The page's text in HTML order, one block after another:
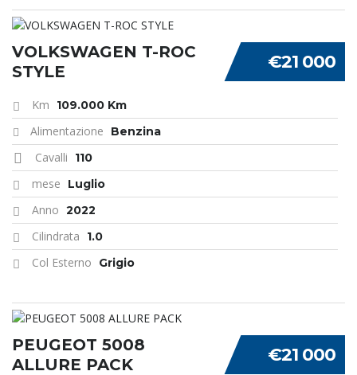
€21 000
VOLKSWAGEN T-ROC
STYLE
Km 109.000 Km
Alimentazione Benzina
Cavalli 110
mese Luglio
Anno 2022
Cilindrata 1.0
Col Esterno Grigio
€21 000
PEUGEOT 5008
ALLURE PACK